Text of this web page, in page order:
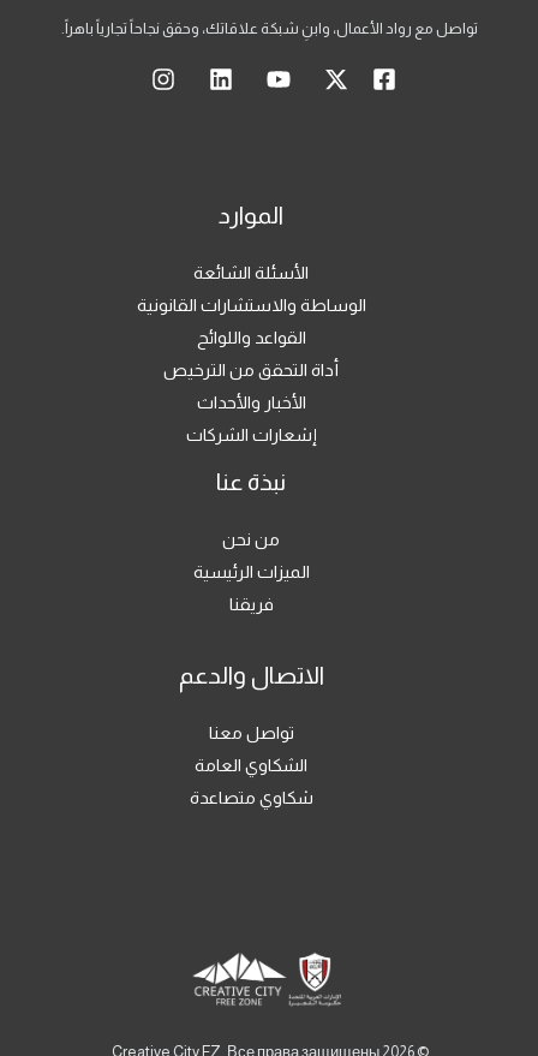
تواصل مع رواد الأعمال، وابنِ شبكة علاقاتك، وحقق نجاحاً تجارياً باهراً.
الموارد
الأسئلة الشائعة
الوساطة والاستشارات القانونية
القواعد واللوائح
أداة التحقق من الترخيص
الأخبار والأحداث
إشعارات الشركات
نبذة عنا
من نحن
الميزات الرئيسية
فريقنا
الاتصال والدعم
تواصل معنا
الشكاوي العامة
شكاوي متصاعدة
© 2026 Creative City FZ. Все права защищены.